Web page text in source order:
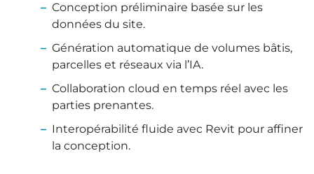
Conception préliminaire basée sur les
données du site.
Génération automatique de volumes bâtis,
parcelles et réseaux via l’IA.
Collaboration cloud en temps réel avec les
parties prenantes.
Interopérabilité fluide avec Revit pour affiner
la conception.